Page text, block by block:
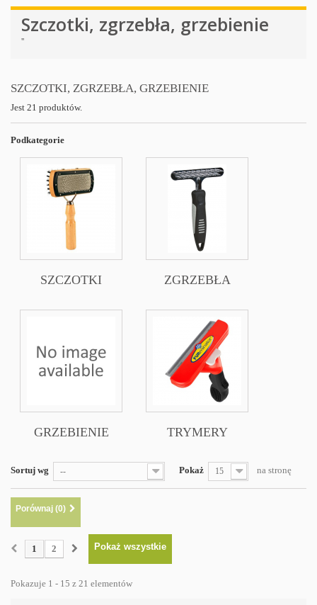
Szczotki, zgrzebła, grzebienie
''
SZCZOTKI, ZGRZEBŁA, GRZEBIENIE
Jest 21 produktów.
Podkategorie
SZCZOTKI ZGRZEBŁA
GRZEBIENIE TRYMERY
Sortuj wg -- Pokaż 15 na stronę
Porównaj (0)
Pokaż wszystkie
1 2
Pokazuje 1 - 15 z 21 elementów